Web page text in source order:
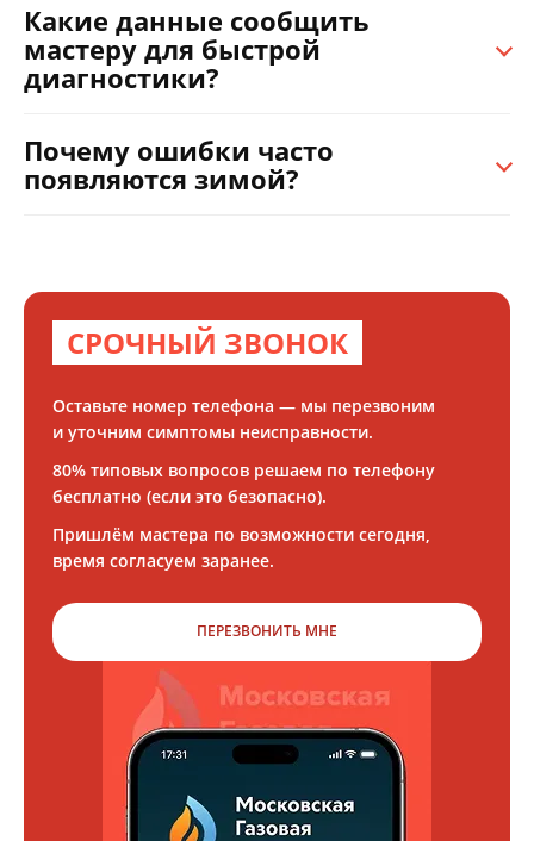
Какие данные сообщить
мастеру для быстрой
диагностики?
Почему ошибки часто
появляются зимой?
СРОЧНЫЙ ЗВОНОК
Оставьте номер телефона — мы перезвоним
и уточним симптомы неисправности.
80% типовых вопросов решаем по телефону
бесплатно (если это безопасно).
Пришлём мастера по возможности сегодня,
время согласуем заранее.
ПЕРЕЗВОНИТЬ МНЕ